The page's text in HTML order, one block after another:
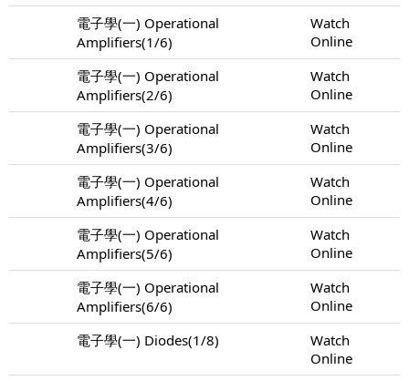
電子學(一) Operational
Amplifiers(1/6)
Watch
Online
電子學(一) Operational
Amplifiers(2/6)
Watch
Online
電子學(一) Operational
Amplifiers(3/6)
Watch
Online
電子學(一) Operational
Amplifiers(4/6)
Watch
Online
電子學(一) Operational
Amplifiers(5/6)
Watch
Online
電子學(一) Operational
Amplifiers(6/6)
Watch
Online
電子學(一) Diodes(1/8)
Watch
Online